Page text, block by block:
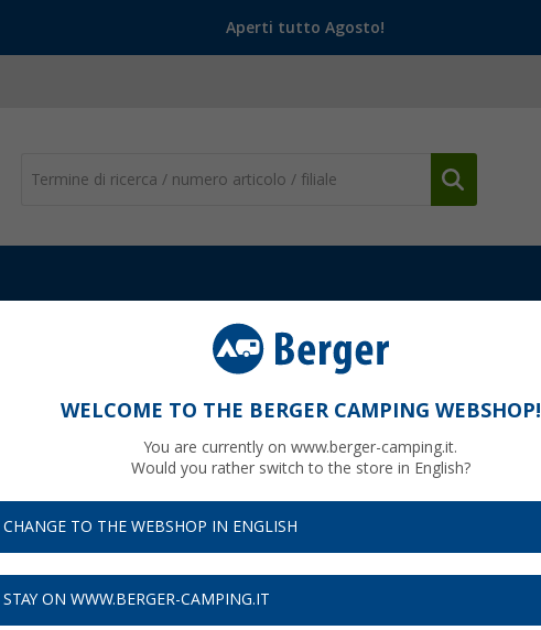
Aperti tutto Agosto!
CAMPOOZWELCOME TO THE BERGER CAMPING WEBSHOP!
You are currently on www.berger-camping.it.
Would you rather switch to the store in English?
CHANGE TO THE WEBSHOP IN ENGLISH
STAY ON WWW.BERGER-CAMPING.IT